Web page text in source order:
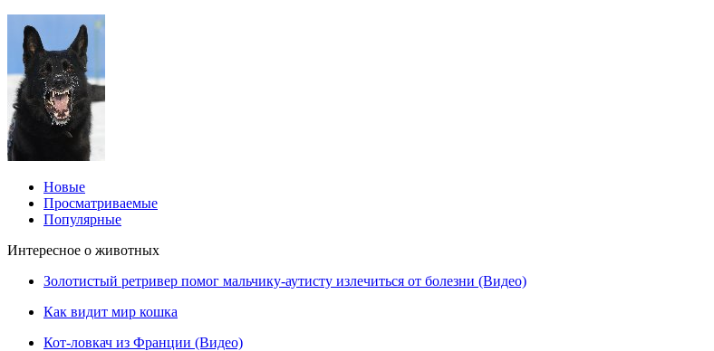
Новые
Просматриваемые
Популярные
Интересное о животных
Золотистый ретривер помог мальчику-аутисту излечиться от болезни (Видео)
Как видит мир кошка
Кот-ловкач из Франции (Видео)